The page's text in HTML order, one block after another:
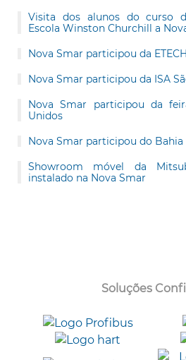
Visita dos alunos do curso
Escola Winston Churchill a
Nova Smar participou da
Nova Smar participou da ISA
Nova Smar participou da
Unidos
Nova Smar participou do Bahia
Showroom móvel da
instalado na Nova Smar
Soluções